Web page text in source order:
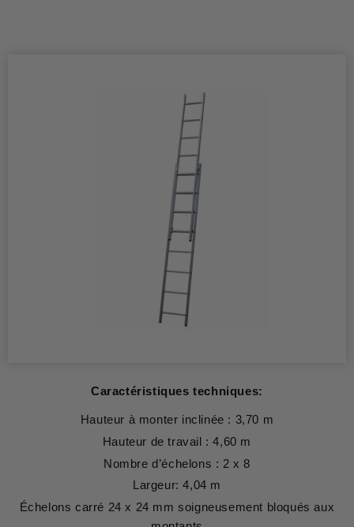
Caractéristiques techniques:
Hauteur à monter inclinée : 3,70 m
Hauteur de travail : 4,60 m
Nombre d’échelons : 2 x 8
Largeur: 4,04 m
Échelons carré 24 x 24 mm soigneusement bloqués aux